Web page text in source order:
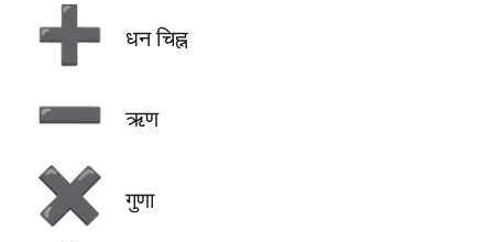
➕ धन चिह्न
➖ ऋण
✖️ गुणा